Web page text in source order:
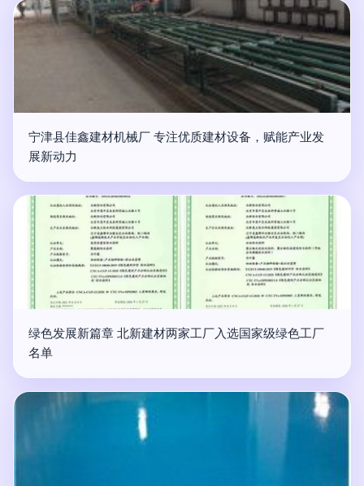
宁津县佳鑫建材机械厂 专注优质建材设备，赋能产业发
展新动力
绿色发展新篇章 北新建材两家工厂入选国家级绿色工厂
名单